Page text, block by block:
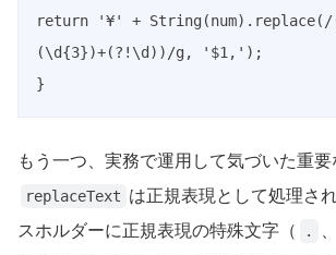
return '¥' +
(\d{3})+(?!\d))/g, '$1,');
}
もう一つ、実務で運用して気づいた重要
replaceText は正規表現として処理さ
スホルダーに正規表現の特殊文字（
.